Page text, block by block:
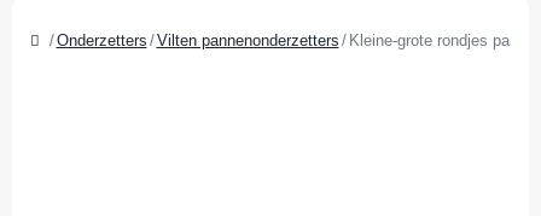
Onderzetters Vilten pannenonderzetters Kleine-grote rondjes pan